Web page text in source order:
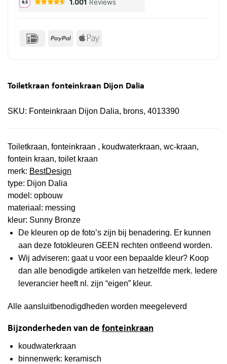
IDeal PayPal Apple
Toiletkraan fonteinkraan Dijon Dalia
SKU: Fonteinkraan Dijon Dalia, brons, 4013390
Toiletkraan, fonteinkraan , koudwaterkraan, wc-kraan,
fontein kraan, toilet kraan
merk: BestDesign
type: Dijon Dalia
model: opbouw
materiaal: messing
kleur: Sunny Bronze
De kleuren op de foto’s zijn bij benadering. Er kunnen
aan deze fotokleuren GEEN rechten ontleend worden.
Wij adviseren: gaat u voor een bepaalde kleur? Koop
dan alle benodigde artikelen van hetzelfde merk. Iedere
leverancier heeft nl. zijn “eigen” kleur.
Alle aansluitbenodigdheden worden meegeleverd
Bijzonderheden van de fonteinkraan
koudwaterkraan
binnenwerk: keramisch